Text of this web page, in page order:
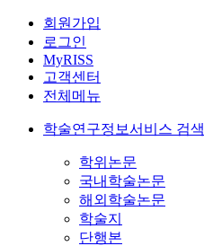
회원가입
로그인
MyRISS
고객센터
전체메뉴
학술연구정보서비스 검색
학위논문
국내학술논문
해외학술논문
학술지
단행본